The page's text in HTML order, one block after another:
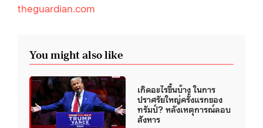
theguardian.com
You might also like
เกิดอะไรขึ้นบ้าง ในการ
ปราศรัยใหญ่ครั้งแรกของ
ทรัมป์? หลังเหตุการณ์ลอบ
สังหาร